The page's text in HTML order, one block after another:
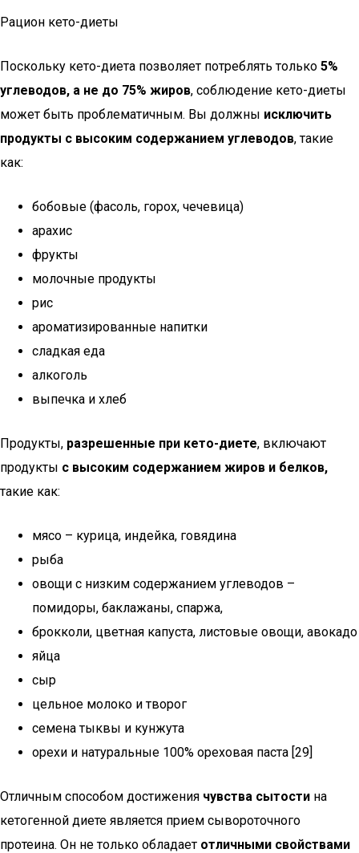
Рацион кето-диеты
Поскольку кето-диета позволяет потреблять только 5%
углеводов, а не до 75% жиров, соблюдение кето-диеты
может быть проблематичным. Вы должны исключить
продукты с высоким содержанием углеводов, такие
как:
бобовые (фасоль, горох, чечевица)
арахис
фрукты
молочные продукты
рис
ароматизированные напитки
сладкая еда
алкоголь
выпечка и хлеб
Продукты, разрешенные при кето-диете, включают
продукты с высоким содержанием жиров и белков,
такие как:
мясо – курица, индейка, говядина
рыба
овощи с низким содержанием углеводов –
помидоры, баклажаны, спаржа,
брокколи, цветная капуста, листовые овощи, авокадо
яйца
сыр
цельное молоко и творог
семена тыквы и кунжута
орехи и натуральные 100% ореховая паста [29]
Отличным способом достижения чувства сытости на
кетогенной диете является прием сывороточного
протеина. Он не только обладает отличными свойствами